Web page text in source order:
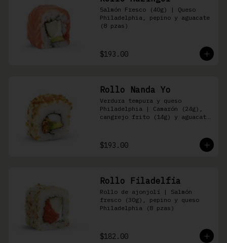
Salmón Fresco (40g) | Queso
Philadelphia, pepino y aguacate
(8 pzas)
$193.00
Rollo Nanda Yo
Verdura tempura y queso
Philadelphia | Camarón (24g),
cangrejo frito (14g) y aguacate
$193.00
Rollo Filadelfia
Rollo de ajonjolí | Salmón
fresco (30g), pepino y queso
Philadelphia (8 pzas)
$182.00